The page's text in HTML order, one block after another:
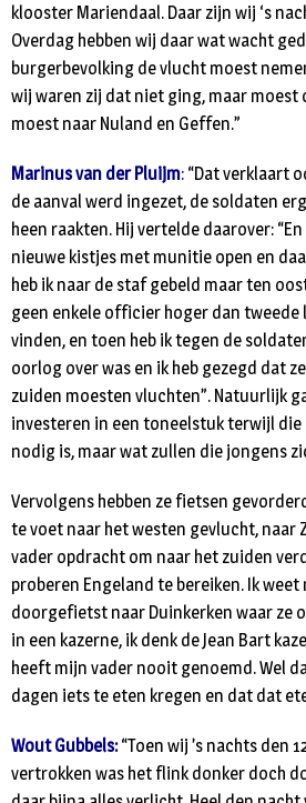
klooster Mariendaal. Daar zijn wij ‘s
Overdag hebben wij daar wat wacht
burgerbevolking de vlucht moest
wij waren zij dat niet ging, maar moest
moest naar Nuland en Geffen.”
Marinus van der Pluijm: “Dat verklaart
de aanval werd ingezet, de soldaten
heen raakten. Hij vertelde daarover:
nieuwe kistjes met munitie open en
heb ik naar de staf gebeld maar ten
geen enkele officier hoger dan
vinden, en toen heb ik tegen de
oorlog over was en ik heb gezegd dat
zuiden moesten vluchten”. Natuurlijk
investeren in een toneelstuk terwijl
nodig is, maar wat zullen die jongens
Vervolgens hebben ze fietsen
te voet naar het westen gevlucht, naar
vader opdracht om naar het zuiden
proberen Engeland te bereiken. Ik weet
doorgefietst naar Duinkerken waar ze
in een kazerne, ik denk de Jean Bart
heeft mijn vader nooit genoemd. Wel
dagen iets te eten kregen en dat dat
Wout Gubbels:“Toen wij ’s nachts den
vertrokken was het flink donker doch